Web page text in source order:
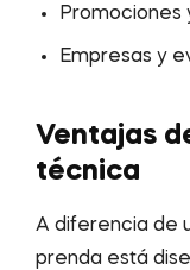
Promociones
Empresas y
Ventajas
técnica
A diferencia de
prenda está